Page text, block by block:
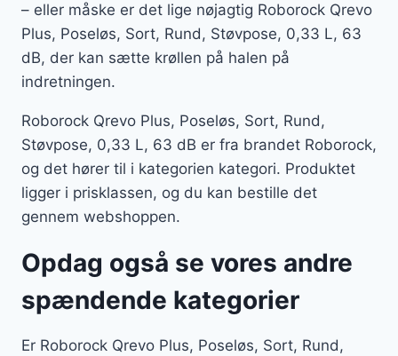
– eller måske er det lige nøjagtig Roborock Qrevo
Plus, Poseløs, Sort, Rund, Støvpose, 0,33 L, 63
dB, der kan sætte krøllen på halen på
indretningen.
Roborock Qrevo Plus, Poseløs, Sort, Rund,
Støvpose, 0,33 L, 63 dB er fra brandet Roborock,
og det hører til i kategorien kategori. Produktet
ligger i prisklassen, og du kan bestille det
gennem webshoppen.
Opdag også se vores andre
spændende kategorier
Er Roborock Qrevo Plus, Poseløs, Sort, Rund,